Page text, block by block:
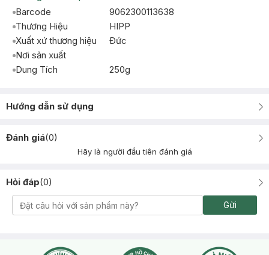
Barcode
9062300113638
Thương Hiệu
HIPP
Xuất xứ thương hiệu
Ðức
Nơi sản xuất
Dung Tích
250g
Hướng dẫn sử dụng
Đánh giá(0)
Hãy là người đầu tiên đánh giá
Hỏi đáp(0)
Gửi